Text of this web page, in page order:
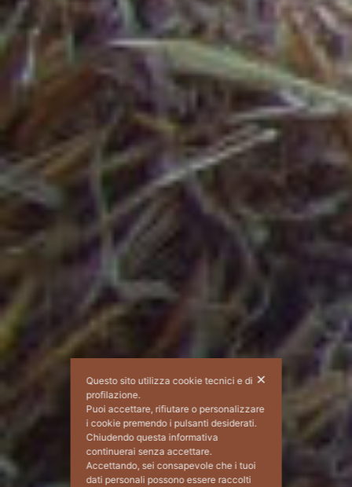
✕
Questo sito utilizza cookie tecnici e di
profilazione.
Puoi accettare, rifiutare o personalizzare
i cookie premendo i pulsanti desiderati.
Chiudendo questa informativa
continuerai senza accettare.
Accettando, sei consapevole che i tuoi
dati personali possono essere raccolti